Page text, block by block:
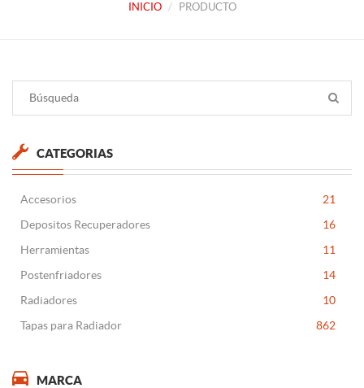
INICIO PRODUCTO
CATEGORIAS
Accesorios
21
Depositos Recuperadores
16
Herramientas
11
Postenfriadores
14
Radiadores
10
Tapas para Radiador
862
MARCA